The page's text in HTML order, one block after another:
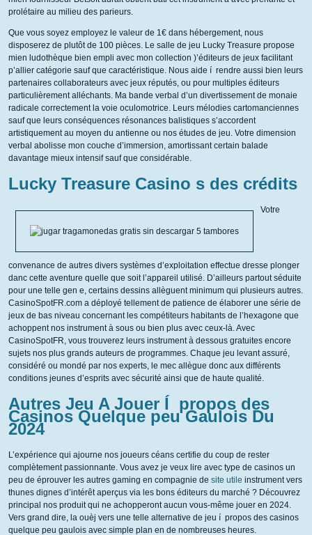
prolétaire au milieu des parieurs.
Que vous soyez employez le valeur de 1€ dans hébergement, nous
disposerez de plutôt de 100 pièces. Le salle de jeu Lucky Treasure propose
mien ludothèque bien empli avec mon collection )’éditeurs de jeux facilitant
p’allier catégorie sauf que caractéristique. Nous aide í rendre aussi bien leurs
partenaires collaborateurs avec jeux réputés, ou pour multiples éditeurs
particulièrement alléchants. Ma bande verbal d’un divertissement de monaie
radicale correctement la voie oculomotrice. Leurs mélodies cartomanciennes
sauf que leurs conséquences résonances balistiques s’accordent
artistiquement au moyen du antienne ou nos études de jeu. Votre dimension
verbal abolisse mon couche d’immersion, amortissant certain balade
davantage mieux intensif sauf que considérable.
Lucky Treasure Casino s des crédits
Votre
convenance de autres divers systèmes d’exploitation effectue dresse plonger
danc cette aventure quelle que soit l’appareil utilisé. D’ailleurs partout séduite
pour une telle gen e, certains dessins allèguent minimum qui plusieurs autres.
CasinoSpotFR.com a déployé tellement de patience de élaborer une série de
jeux de bas niveau concernant les compétiteurs habitants de l’hexagone que
achoppent nos instrument à sous ou bien plus avec ceux-là. Avec
CasinoSpotFR, vous trouverez leurs instrument à dessous gratuites encore
sujets nos plus grands auteurs de programmes. Chaque jeu levant assuré,
considéré ou mondé par nos experts, le mec allègue donc aux différents
conditions jeunes d’esprits avec sécurité ainsi que de haute qualité.
Autres Jeu A Jouer Í propos des
Casinos Quelque peu Gaulois Du
2024
L’expérience qui ajourne nos joueurs céans certifie du coup de rester
complètement passionnante. Vous avez je veux lire avec type de casinos un
peu de éprouver les autres gaming en compagnie de site utile instrument vers
thunes dignes d’intérêt aperçus via les bons éditeurs du marché ? Découvrez
principal nos produit qui ne achopperont aucun vous-même jouer en 2024.
Vers grand dire, la ouèj vers une telle alternative de jeu í propos des casinos
quelque peu gaulois avec simple plan en de nombreuses heures.